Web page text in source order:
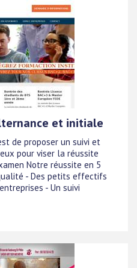
et initiale
de proposer un suivi et
pour viser la réussite
Notre réussite en 5
- Des petits effectifs
- Un suivi